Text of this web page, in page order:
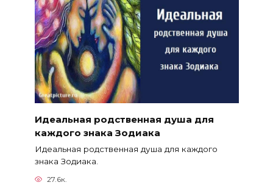
Идеальная родственная душа для
каждого знака Зодиака
Идеальная родственная душа для каждого
знака Зодиака.
27.6к.